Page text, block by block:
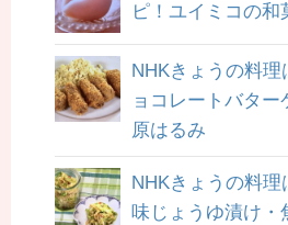
ピ！ユイミコの和
NHKきょうの料
ョコレートバタ
原はるみ
NHKきょうの料
味じょうゆ漬け・